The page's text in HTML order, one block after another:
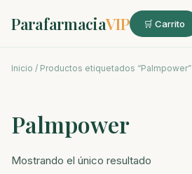
ParafarmaciaVIP 🛒 Carrito
Inicio / Productos etiquetados “Palmpower”
Palmpower
Mostrando el único resultado